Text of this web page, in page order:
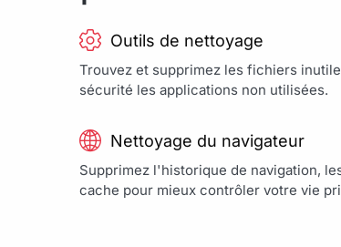
Outils de nettoyage
Trouvez et supprimez les fichiers
sécurité les applications non utilisées.
Nettoyage du navigateur
Supprimez l'historique de navigation,
cache pour mieux contrôler votre vie